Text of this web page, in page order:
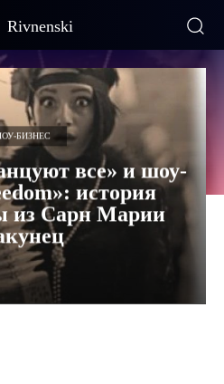
Rivnenski
БИЗНЕС
все» и шоу-
история
из Сарн Марии